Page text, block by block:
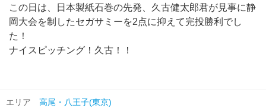
この日は、日本製紙石巻の先発、久古健太郎君が見事に静
岡大会を制したセガサミーを2点に抑えて完投勝利でし
た！
ナイスピッチング！久古！！
エリア 高尾・八王子(東京)